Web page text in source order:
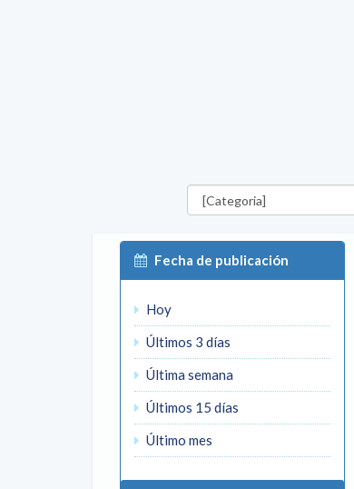
Categorías
Fecha de publicación
Hoy
Últimos 3 días
Última semana
Últimos 15 días
Último mes